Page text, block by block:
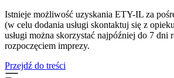
Istnieje możliwość uzyskania ETY-IL za
(w celu dodania usługi skontaktuj się z
usługi można skorzystać najpóźniej do 7 dni
rozpoczęciem imprezy.
Przejdź do treści